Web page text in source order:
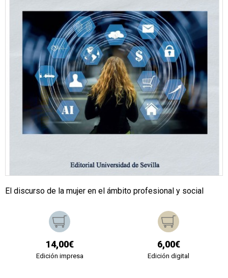
El discurso de la mujer en el ámbito profesional y social
14,00€
Edición impresa
6,00€
Edición digital